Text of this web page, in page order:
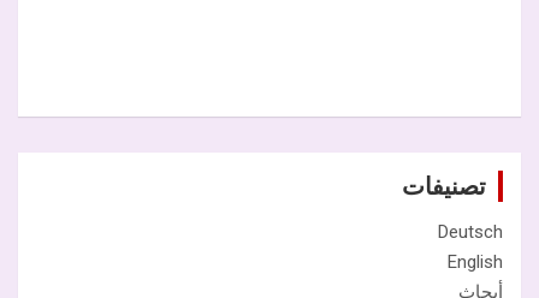
تصنيفات
Deutsch
English
أبحاث